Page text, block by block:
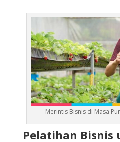
Merintis Bisnis di Masa
Pelatihan Bisnis